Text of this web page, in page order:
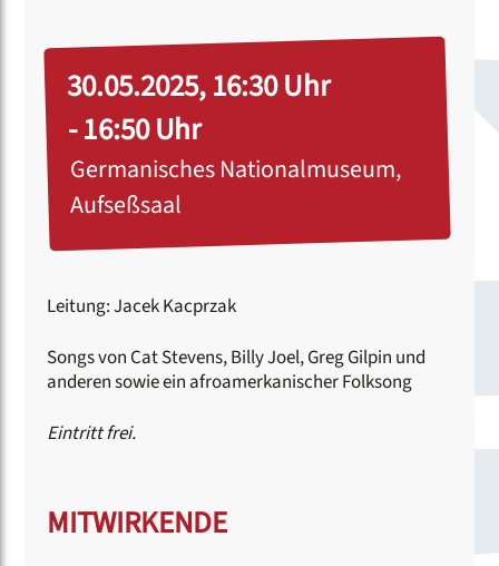
30.05.2025, 16:30 Uhr
- 16:50 Uhr
Germanisches Nationalmuseum,
Aufseßsaal
Leitung: Jacek Kacprzak
Songs von Cat Stevens, Billy Joel, Greg Gilpin und
anderen sowie ein afroamerkanischer Folksong
Eintritt frei.
MITWIRKENDE